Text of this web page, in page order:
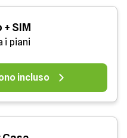
SIM
i piani
incluso